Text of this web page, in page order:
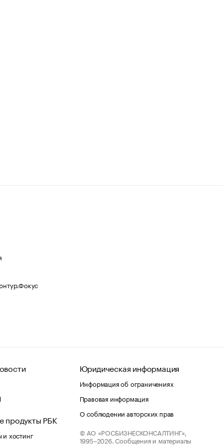
продукты РБК
хостинг
Юридическая информация
Информация об ограничениях
Правовая информация
О соблюдении авторских прав
© АО «РОСБИЗНЕСКОНСАЛТИНГ»,
1995–2026. Сообщения и материалы